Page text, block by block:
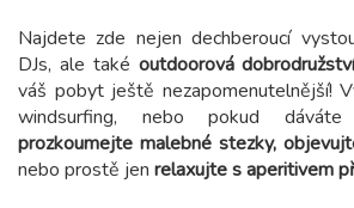
Najdete zde nejen dechberoucí
DJs, ale také outdoorová
váš pobyt ještě nezapomenutelnější!
windsurfing, nebo pokud dáváte
prozkoumejte malebné stezky,
nebo prostě jen relaxujte s aperitivem